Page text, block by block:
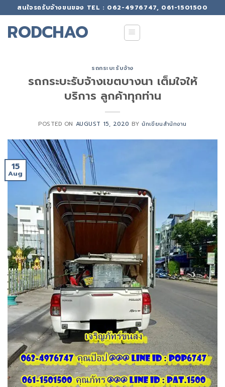
to
content
สนใจรถรับจ้างขนของ TEL : 062-4976747, 061-1501500
RODCHAO
รถกระบะรับจ้าง
รถกระบะรับจ้างเขตบางนา เต็มใจให้
บริการ ลูกค้าทุกท่าน
POSTED ON AUGUST 15, 2020 BYนักเขียนสำนักงาน
15
Aug